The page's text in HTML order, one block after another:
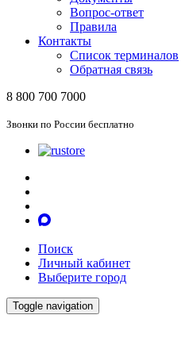
Вопрос-ответ
Правила
Контакты
Список терминалов
Обратная связь
8 800 700 7000
Звонки по России бесплатно
Поиск
Личный кабинет
Выберите город
Toggle navigation